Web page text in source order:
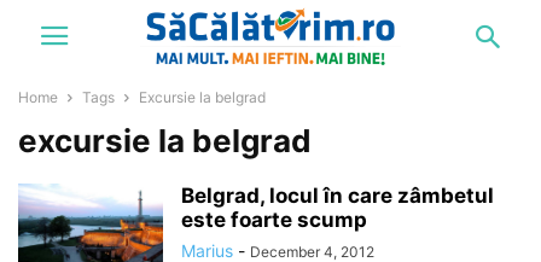
Home Tags Excursie la belgrad
excursie la belgrad
Belgrad, locul în care zâmbetul
este foarte scump
Marius - December 4, 2012